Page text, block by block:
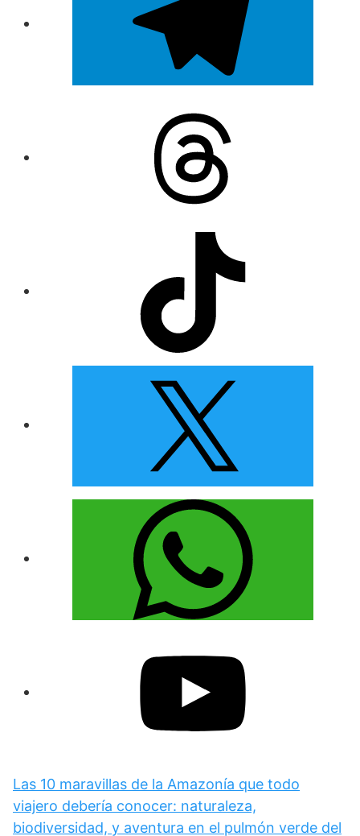
Las 10 maravillas de la Amazonía que todo
viajero debería conocer: naturaleza,
biodiversidad, y aventura en el pulmón verde del